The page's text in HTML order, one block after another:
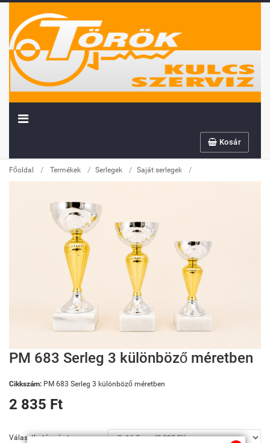
Kosár
Főoldal / Termékek / Serlegek / Saját serlegek /
PM 683 Serleg 3 különböző méretben
Cikkszám: PM 683 Serleg 3 különböző méretben
2 835 Ft
Választható méret
Továbbiakban az info@sportserleg.hu
címre várjuk kedves régi és új ügyfeleink
megrendeléseit.
Megszűnő email címünk: kulcsszerviz@tiszanet.hu